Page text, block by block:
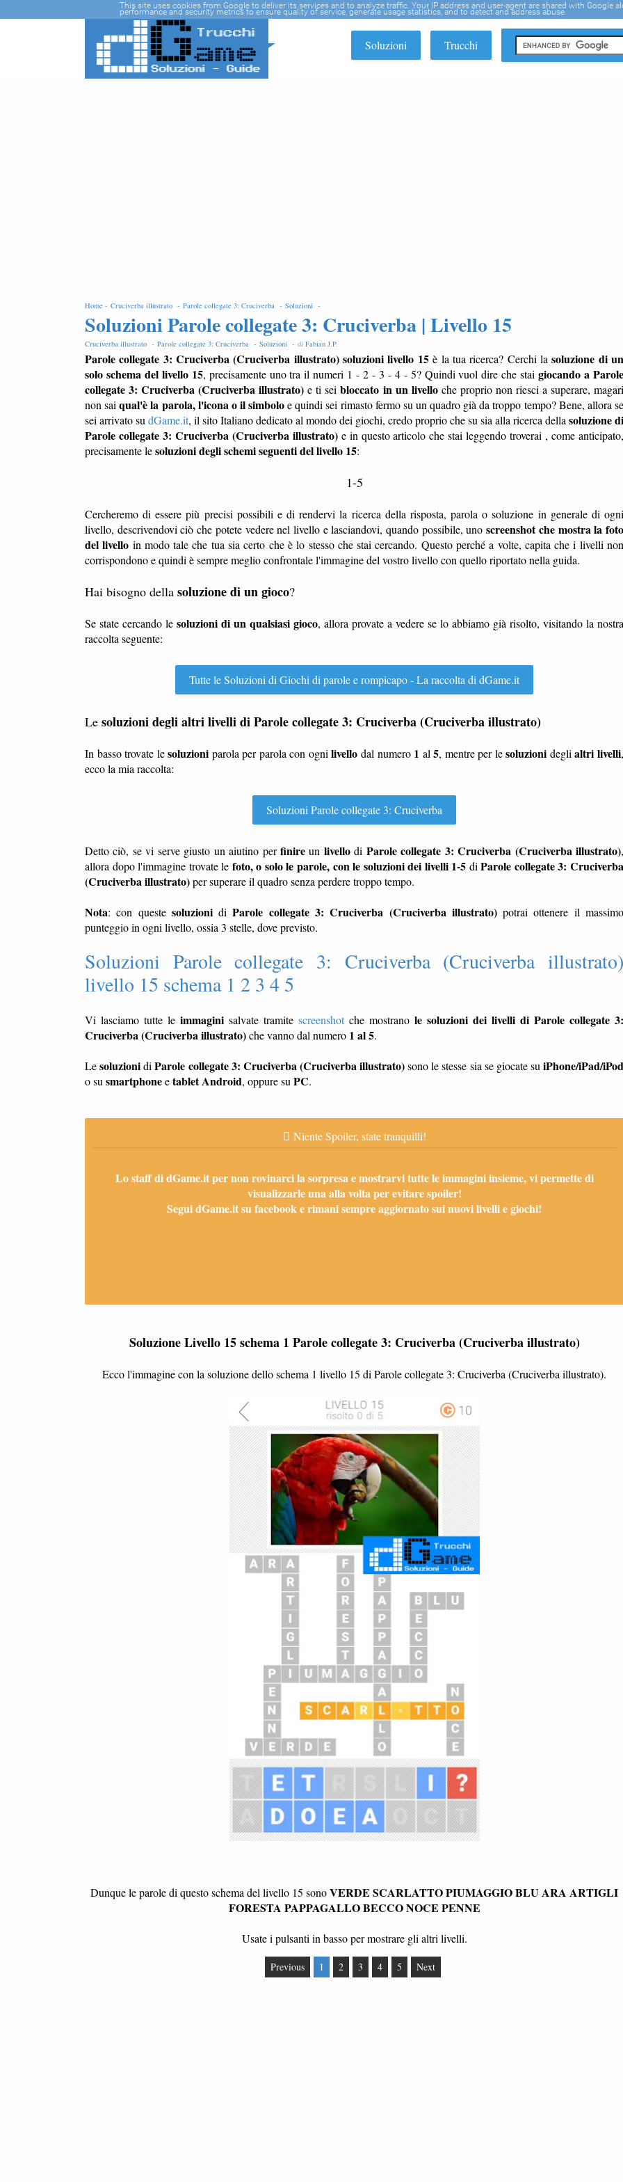
Soluzioni Trucchi
Home - Cruciverba illustrato - Parole collegate 3: Cruciverba - Soluzioni -
Soluzioni Parole collegate 3: Cruciverba | Livello 15
Cruciverba illustrato - Parole collegate 3: Cruciverba - Soluzioni - di Fabian J.P.
Parole collegate 3: Cruciverba (Cruciverba illustrato) soluzioni livello 15è la tua ricerca? Cerchi lasoluzione di un
solo schema del livello 15, precisamente uno tra il numeri 1 - 2 - 3 - 4 - 5? Quindi vuol dire che staigiocando a Parole
collegate 3: Cruciverba (Cruciverba illustrato) e ti seibloccato in un livelloche proprio non riesci a superare, magari
non saiqual'è la parola, l'icona o il simboloe quindi sei rimasto fermo su un quadro già da troppo tempo? Bene, allora se
sei arrivato su dGame.it, il sito Italiano dedicato al mondo dei giochi, credo proprio che su sia alla ricerca della soluzione di
Parole collegate 3: Cruciverba (Cruciverba illustrato)e in questo articolo che stai leggendo troverai , come anticipato,
precisamente lesoluzioni degli schemi seguenti del livello 15:
1-5
Cercheremo di essere più precisi possibili e di rendervi la ricerca della risposta, parola o soluzione in generale di ogni
livello, descrivendovi ciò che potete vedere nel livello e lasciandovi, quando possibile, unoscreenshot che mostra la foto
del livello in modo tale che tua sia certo che è lo stesso che stai cercando. Questo perché a volte, capita che i livelli non
corrispondono e quindi è sempre meglio confrontale l'immagine del vostro livello con quello riportato nella guida.
Hai bisogno della soluzione di un gioco?
Se state cercando le soluzioni di un qualsiasi gioco, allora provate a vedere se lo abbiamo già risolto, visitando la nostra
raccolta seguente:
Tutte le Soluzioni di Giochi di parole e rompicapo - La raccolta di dGame.it
Le soluzioni degli altri livelli di Parole collegate 3: Cruciverba (Cruciverba illustrato)
In basso trovate lesoluzioni parola per parola con ognilivello dal numero 1 al5, mentre per lesoluzioni deglialtri livelli,
ecco la mia raccolta:
Soluzioni Parole collegate 3: Cruciverba
Detto ciò, se vi serve giusto un aiutino perfinire un livellodi Parole collegate 3: Cruciverba (Cruciverba illustrato),
allora dopo l'immagine trovate le foto, o solo le parole, con le soluzioni dei livelli 1-5 diParole collegate 3: Cruciverba
(Cruciverba illustrato)per superare il quadro senza perdere troppo tempo.
Nota: con queste soluzionidiParole collegate 3: Cruciverba (Cruciverba illustrato)potrai ottenere il massimo
punteggio in ogni livello, ossia 3 stelle, dove previsto.
Soluzioni Parole collegate 3: Cruciverba (Cruciverba illustrato)
livello 15 schema 1 2 3 4 5
Vi lasciamo tutte le immagini salvate tramite screenshot che mostrano le soluzioni dei livelli di Parole collegate 3:
Cruciverba (Cruciverba illustrato)che vanno dal numero 1 al 5.
LesoluzionidiParole collegate 3: Cruciverba (Cruciverba illustrato)sono le stesse sia se giocate su iPhone/iPad/iPod
o su smartphoneetabletAndroid, oppure su PC.
Niente Spoiler, state tranquilli!
Lo staff di dGame.it per non rovinarci la sorpresa e mostrarvi tutte le immagini insieme, vi permette di
visualizzarle una alla volta per evitare spoiler!
Segui dGame.it su facebook e rimani sempre aggiornato sui nuovi livelli e giochi!
Soluzione Livello 15 schema 1 Parole collegate 3: Cruciverba (Cruciverba illustrato)
Ecco l'immagine con la soluzione dello schema 1 livello 15 di Parole collegate 3: Cruciverba (Cruciverba illustrato).
Dunque le parole di questo schema del livello 15 sonoVERDE SCARLATTO PIUMAGGIO BLU ARA ARTIGLI
FORESTA PAPPAGALLO BECCO NOCE PENNE
Usate i pulsanti in basso per mostrare gli altri livelli.
Previous 1 2 3 4 5 Next
This site uses cookies from Google to deliver its services and to analyze traffic. Your IP address and user-agent are shared with Google
performance and security metrics to ensure quality of service, generate usage statistics, and to detect and address abuse.